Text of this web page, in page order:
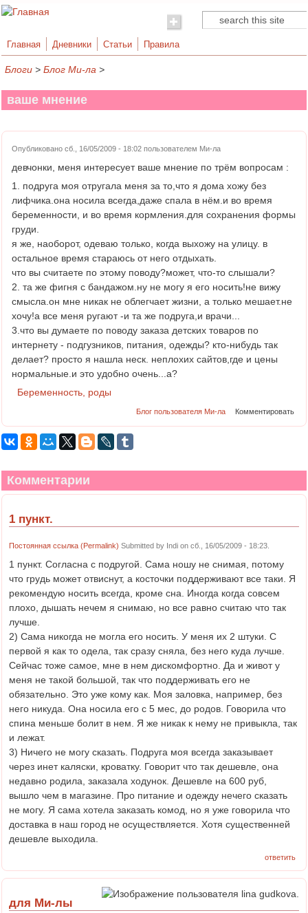
Форма поиска
Поиск
Главная Дневники Статьи Правила
Блоги > Блог Ми-ла >
ваше мнение
Опубликовано сб., 16/05/2009 - 18:02 пользователем Ми-ла
девчонки, меня интересует ваше мнение по трём вопросам :
1. подруга моя отругала меня за то,что я дома хожу без
лифчика.она носила всегда,даже спала в нём.и во время
беременности, и во время кормления.для сохранения формы
груди.
я же, наоборот, одеваю только, когда выхожу на улицу. в
остальное время стараюсь от него отдыхать.
что вы считаете по этому поводу?может, что-то слышали?
2. та же фигня с бандажом.ну не могу я его носить!не вижу
смысла.он мне никак не облегчает жизни, а только мешает.не
хочу!а все меня ругают -и та же подруга,и врачи...
3.что вы думаете по поводу заказа детских товаров по
интернету - подгузников, питания, одежды? кто-нибудь так
делает? просто я нашла неск. неплохих сайтов,где и цены
нормальные.и это удобно очень...а?
Беременность, роды
Блог пользователя Ми-ла Комментировать
Комментарии
1 пункт.
Постоянная ссылка (Permalink) Submitted by Indi on сб., 16/05/2009 - 18:23.
1 пункт. Согласна с подругой. Сама ношу не снимая, потому
что грудь может отвиснут, а косточки поддерживают все таки. Я
рекомендую носить всегда, кроме сна. Иногда когда совсем
плохо, дышать нечем я снимаю, но все равно считаю что так
лучше.
2) Сама никогда не могла его носить. У меня их 2 штуки. С
первой я как то одела, так сразу сняла, без него куда лучше.
Сейчас тоже самое, мне в нем дискомфортно. Да и живот у
меня не такой большой, так что поддерживать его не
обязательно. Это уже кому как. Моя заловка, например, без
него никуда. Она носила его с 5 мес, до родов. Говорила что
спина меньше болит в нем. Я же никак к нему не привыкла, так
и лежат.
3) Ничего не могу сказать. Подруга моя всегда заказывает
через инет каляски, кроватку. Говорит что так дешевле, она
недавно родила, заказала ходунок. Дешевле на 600 руб,
вышло чем в магазине. Про питание и одежду нечего сказать
не могу. Я сама хотела заказать комод, но я уже говорила что
доставка в наш город не осуществляется. Хотя существенней
дешевле выходила.
ответить
для Ми-лы